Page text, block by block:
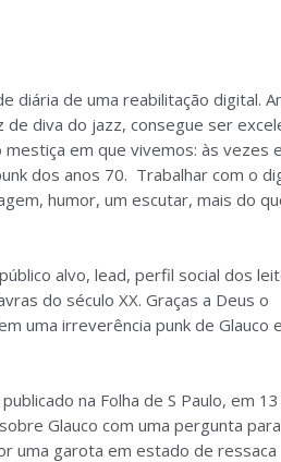
diária de uma reabilitação digital.
de diva do jazz, consegue ser
em que vivemos: às vezes
dos anos 70. Trabalhar com o
humor, um escutar, mais do
alvo, lead, perfil social dos
do século XX. Graças a Deus o
uma irreverência punk de Glauco
na Folha de S Paulo, em
Glauco com uma pergunta
uma garota em estado de ressaca